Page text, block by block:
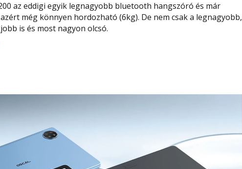
az eddigi egyik legnagyobb bluetooth hangszóró és már
még könnyen hordozható (6kg). De nem csak a legnagyobb,
is és most nagyon olcsó.